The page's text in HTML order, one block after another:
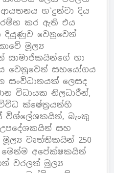
හ`දුන්වා දිය
කර ඇති එය
දියුණුව වෙනුවෙන්
මූල්‍ය
හා
වෙනුවෙන් සහයෝගය
සංවිධානයක් ලෙසද
විධායක නිලධාරීන්,
ක්ෂේත‍්‍රයන්හි
බැංකු
සහ
වෘත්තිකයින් 250
අපේක්ෂකයින්
වරලත් මූල්‍ය